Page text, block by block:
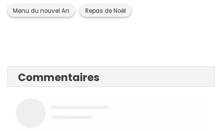
Menu du nouvel An Repas de Noël
Commentaires